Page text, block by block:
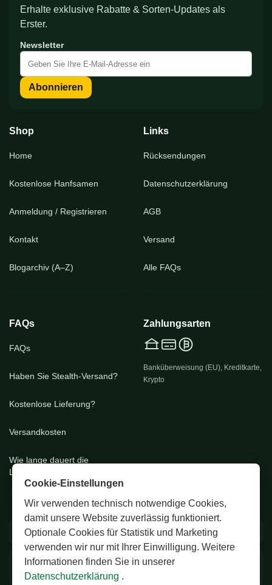
Cookie-Einstellungen
Wir verwenden technisch notwendige Cookies,
damit unsere Website zuverlässig funktioniert.
Optionale Cookies für Statistik und Marketing
verwenden wir nur mit Ihrer Einwilligung. Weitere
Informationen finden Sie in unserer
Datenschutzerklärung .
Erhalte exklusive Rabatte & Sorten-Updates als
Erster.
Newsletter
Melden
Sie
sich
für
an:
Abonnieren
Shop
Home
Kostenlose Hanfsamen
Anmeldung / Registrieren
Kontakt
Blogarchiv (A–Z)
Links
Rücksendungen
Datenschutzerklärung
AGB
Versand
Alle FAQs
FAQs
FAQs
Haben Sie Stealth-Versand?
Kostenlose Lieferung?
Versandkosten
Wie lange dauert die
Lieferung?
Zahlungsarten
Banküberweisung (EU), Kreditkarte,
Krypto
🚚 EU & CH Versand 🔒 Diskrete Verpackung
✅ Zertifizierte Premium
Samen
💬 24/7 Support